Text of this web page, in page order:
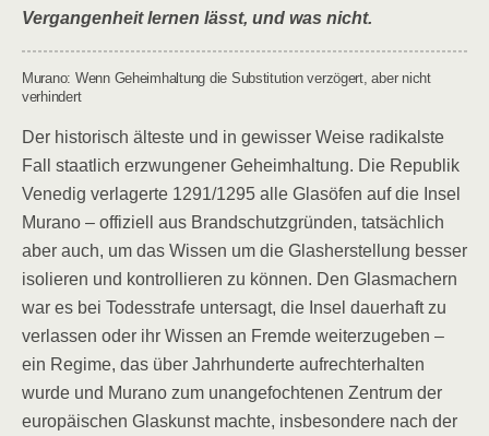
Vergangenheit lernen lässt, und was nicht.
Murano: Wenn Geheimhaltung die Substitution verzögert, aber nicht
verhindert
Der historisch älteste und in gewisser Weise radikalste
Fall staatlich erzwungener Geheimhaltung. Die Republik
Venedig verlagerte 1291/1295 alle Glasöfen auf die Insel
Murano – offiziell aus Brandschutzgründen, tatsächlich
aber auch, um das Wissen um die Glasherstellung besser
isolieren und kontrollieren zu können. Den Glasmachern
war es bei Todesstrafe untersagt, die Insel dauerhaft zu
verlassen oder ihr Wissen an Fremde weiterzugeben –
ein Regime, das über Jahrhunderte aufrechterhalten
wurde und Murano zum unangefochtenen Zentrum der
europäischen Glaskunst machte, insbesondere nach der